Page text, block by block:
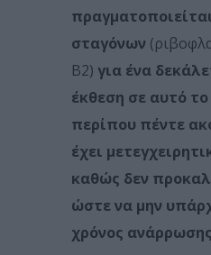
σταγόνων
Β2) για ένα
έκθεση σε αυτό
περίπου πέντε
έχει
καθώς δεν
ώστε να μην
χρόνος